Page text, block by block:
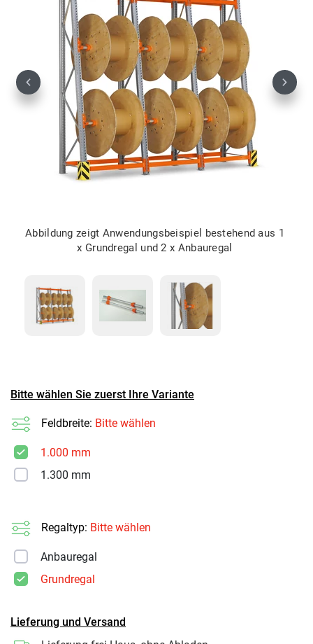
Abbildung zeigt Anwendungsbeispiel bestehend aus 1
x Grundregal und 2 x Anbauregal
Previous Next
Bitte wählen Sie zuerst Ihre Variante
Feldbreite: Bitte wählen
1.000 mm
1.300 mm
Regaltyp: Bitte wählen
Anbauregal
Grundregal
Lieferung und Versand